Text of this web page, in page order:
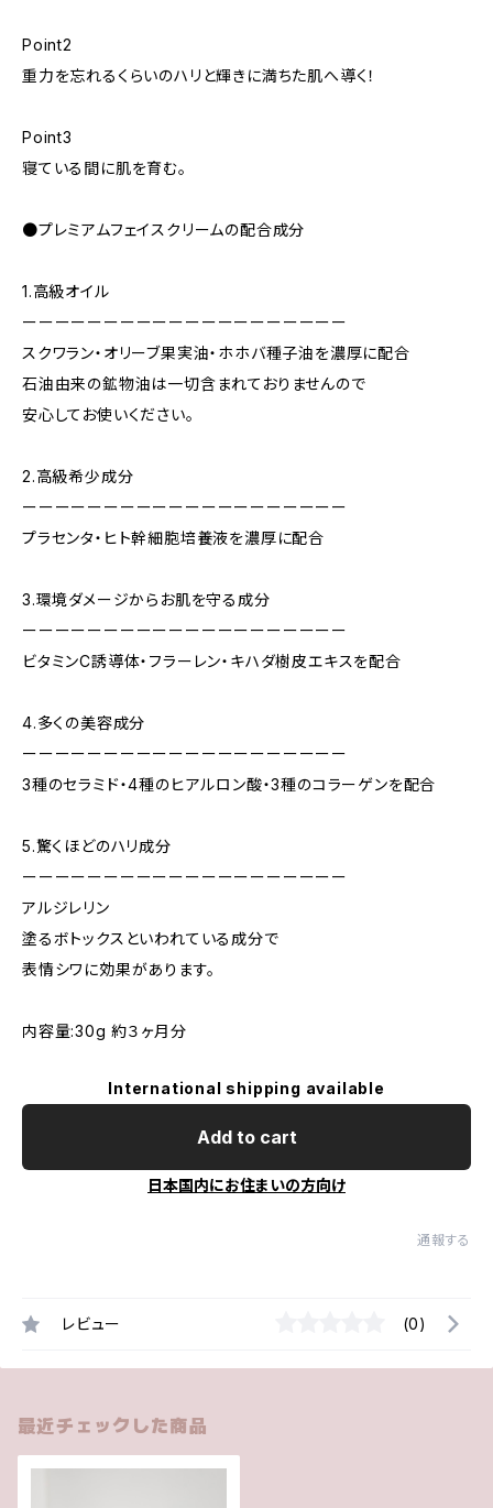
Point2
重力を忘れるくらいのハリと輝きに満ちた肌へ導く！
Point3
寝ている間に肌を育む。
●プレミアムフェイスクリームの配合成分
1.高級オイル
ーーーーーーーーーーーーーーーーーーーー
スクワラン・オリーブ果実油・ホホバ種子油を濃厚に配合
石油由来の鉱物油は一切含まれておりませんので
安心してお使いください。
2.高級希少成分
ーーーーーーーーーーーーーーーーーーーー
プラセンタ・ヒト幹細胞培養液を濃厚に配合
3.環境ダメージからお肌を守る成分
ーーーーーーーーーーーーーーーーーーーー
ビタミンC誘導体・フラーレン・キハダ樹皮エキスを配合
4.多くの美容成分
ーーーーーーーーーーーーーーーーーーーー
3種のセラミド・4種のヒアルロン酸・3種のコラーゲンを配合
5.驚くほどのハリ成分
ーーーーーーーーーーーーーーーーーーーー
アルジレリン
塗るボトックスといわれている成分で
表情シワに効果があります。
内容量:30g 約３ヶ月分
International shipping available
Add to cart
日本国内にお住まいの方向け
通報する
レビュー (0)
最近チェックした商品